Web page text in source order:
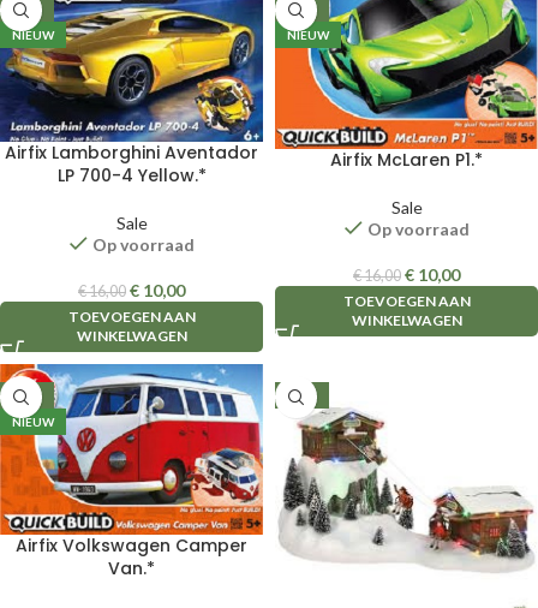
-38%
NIEUW
Airfix Lamborghini Aventador
LP 700-4 Yellow.*
Sale
Op voorraad
€16,00 € 10,00
TOEVOEGEN AAN
WINKELWAGEN
-38%
NIEUW
Airfix McLaren P1.*
Sale
Op voorraad
€16,00 € 10,00
TOEVOEGEN AAN
WINKELWAGEN
-38%
NIEUW
Airfix Volkswagen Camper
Van.*
-35%